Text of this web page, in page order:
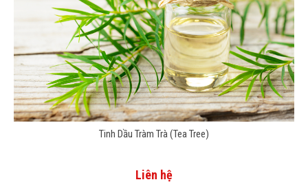
Tinh Dầu Tràm Trà (Tea Tree)
Liên hệ